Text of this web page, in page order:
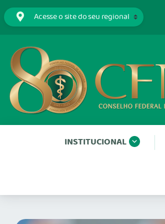
INSTITUCIONAL